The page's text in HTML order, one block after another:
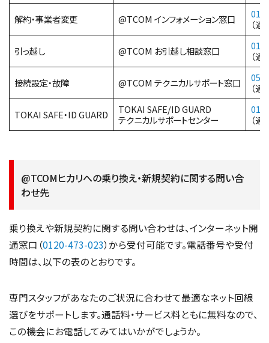
解約・事業者変更 @TCOM インフォメーション窓口
（通
引っ越し @TCOM お引越し相談窓口
（通
接続設定・故障 @TCOM テクニカルサポート窓口
（通
TOKAI SAFE・ID GUARD
TOKAI SAFE/ID GUARD
テクニカルサポートセンター
（通
@TCOMヒカリへの乗り換え・新規契約に関する問い合
わせ先
乗り換えや新規契約に関する問い合わせは、インターネット開
通窓口（0120-473-023）から受付可能です。電話番号や受付
時間は、以下の表のとおりです。
専門スタッフがあなたのご状況に合わせて最適なネット回線
選びをサポートします。通話料・サービス料ともに無料なので、
この機会にお電話してみてはいかがでしょうか。